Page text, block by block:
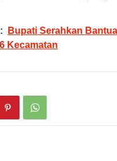
Bupati Serahkan
Kecamatan